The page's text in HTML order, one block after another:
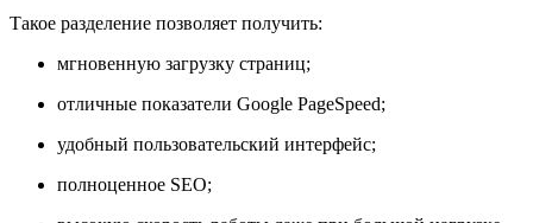
Такое разделение позволяет получить:
мгновенную загрузку страниц;
отличные показатели Google PageSpeed;
удобный пользовательский интерфейс;
полноценное SEO;